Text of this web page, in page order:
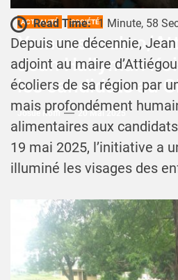
ACTUALITÉ SOCIÉTÉ
Yamoussoukro/
Jean Hallyman
les candidats au
Josué Koffi 20 Mai 2025
Read Time: 1 Minute, 58
Depuis une décennie,
adjoint au maire
écoliers de sa région par
mais profondément
alimentaires aux
19 mai 2025, l’initiative a
illuminé les visages des